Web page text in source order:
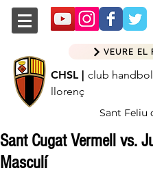
CHSL | club
llorenç
Sant Feliu
VEURE EL
Sant Cugat Vermell vs.
Masculí